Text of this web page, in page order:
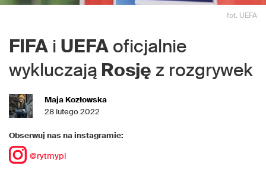
fot. UEFA
FIFA i UEFA oficjalnie
wykluczają Rosję z rozgrywek
Maja Kozłowska
28 lutego 2022
Obserwuj nas na instagramie:
@rytmypl